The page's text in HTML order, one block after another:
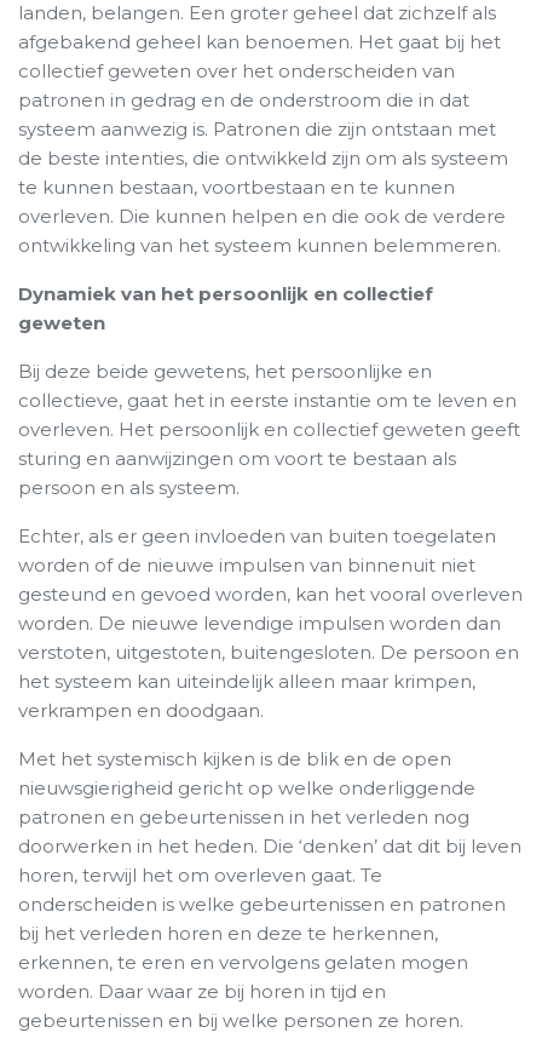
landen, belangen. Een groter geheel dat zichzelf als
afgebakend geheel kan benoemen. Het gaat bij het
collectief geweten over het onderscheiden van
patronen in gedrag en de onderstroom die in dat
systeem aanwezig is. Patronen die zijn ontstaan met
de beste intenties, die ontwikkeld zijn om als systeem
te kunnen bestaan, voortbestaan en te kunnen
overleven. Die kunnen helpen en die ook de verdere
ontwikkeling van het systeem kunnen belemmeren.
Dynamiek van het persoonlijk en collectief
geweten
Bij deze beide gewetens, het persoonlijke en
collectieve, gaat het in eerste instantie om te leven en
overleven. Het persoonlijk en collectief geweten geeft
sturing en aanwijzingen om voort te bestaan als
persoon en als systeem.
Echter, als er geen invloeden van buiten toegelaten
worden of de nieuwe impulsen van binnenuit niet
gesteund en gevoed worden, kan het vooral overleven
worden. De nieuwe levendige impulsen worden dan
verstoten, uitgestoten, buitengesloten. De persoon en
het systeem kan uiteindelijk alleen maar krimpen,
verkrampen en doodgaan.
Met het systemisch kijken is de blik en de open
nieuwsgierigheid gericht op welke onderliggende
patronen en gebeurtenissen in het verleden nog
doorwerken in het heden. Die ‘denken’ dat dit bij leven
horen, terwijl het om overleven gaat. Te
onderscheiden is welke gebeurtenissen en patronen
bij het verleden horen en deze te herkennen,
erkennen, te eren en vervolgens gelaten mogen
worden. Daar waar ze bij horen in tijd en
gebeurtenissen en bij welke personen ze horen.